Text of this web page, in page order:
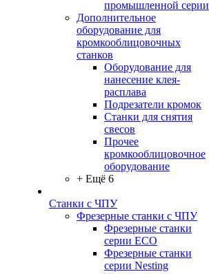
промышленной серии
Дополнительное
оборудование для
кромкооблицовочных
станков
Оборудование для
нанесение клея-
расплава
Подрезатели кромок
Станки для снятия
свесов
Прочее
кромкооблицовочное
оборудование
+ Ещё 6
Станки с ЧПУ
Фрезерные станки с ЧПУ
Фрезерные станки
серии ECO
Фрезерные станки
серии Nesting